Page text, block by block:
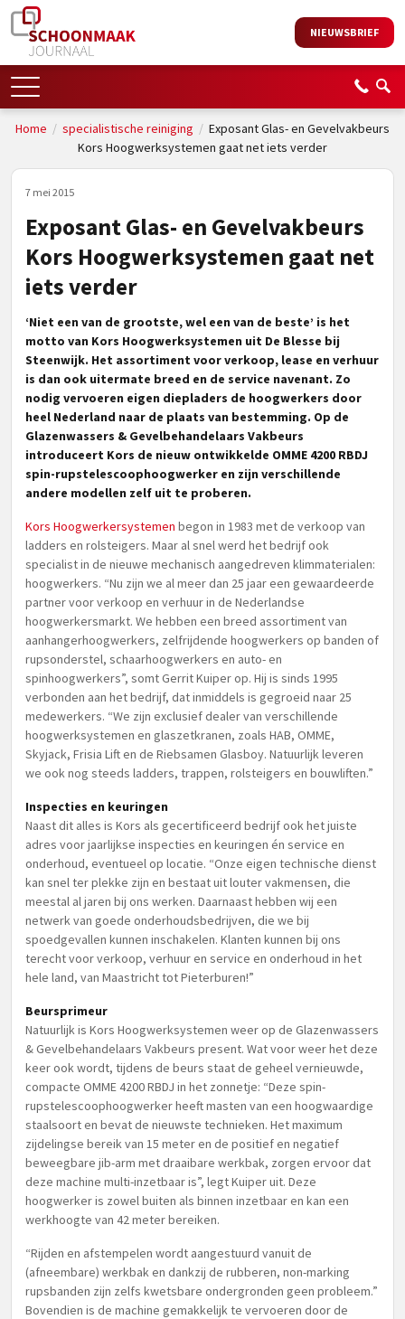
NIEUWSBRIEF
Home / specialistische reiniging / Exposant Glas- en Gevelvakbeurs
Kors Hoogwerksystemen gaat net iets verder
7 mei 2015
Exposant Glas- en Gevelvakbeurs
Kors Hoogwerksystemen gaat net
iets verder
‘Niet een van de grootste, wel een van de beste’ is het
motto van Kors Hoogwerksystemen uit De Blesse bij
Steenwijk. Het assortiment voor verkoop, lease en verhuur
is dan ook uitermate breed en de service navenant. Zo
nodig vervoeren eigen diepladers de hoogwerkers door
heel Nederland naar de plaats van bestemming. Op de
Glazenwassers & Gevelbehandelaars Vakbeurs
introduceert Kors de nieuw ontwikkelde OMME 4200 RBDJ
spin-rupstelescoophoogwerker en zijn verschillende
andere modellen zelf uit te proberen.
Kors Hoogwerkersystemen begon in 1983 met de verkoop van
ladders en rolsteigers. Maar al snel werd het bedrijf ook
specialist in de nieuwe mechanisch aangedreven klimmaterialen:
hoogwerkers. “Nu zijn we al meer dan 25 jaar een gewaardeerde
partner voor verkoop en verhuur in de Nederlandse
hoogwerkersmarkt. We hebben een breed assortiment van
aanhangerhoogwerkers, zelfrijdende hoogwerkers op banden of
rupsonderstel, schaarhoogwerkers en auto- en
spinhoogwerkers”, somt Gerrit Kuiper op. Hij is sinds 1995
verbonden aan het bedrijf, dat inmiddels is gegroeid naar 25
medewerkers. “We zijn exclusief dealer van verschillende
hoogwerksystemen en glaszetkranen, zoals HAB, OMME,
Skyjack, Frisia Lift en de Riebsamen Glasboy. Natuurlijk leveren
we ook nog steeds ladders, trappen, rolsteigers en bouwliften.”
Inspecties en keuringen
Naast dit alles is Kors als gecertificeerd bedrijf ook het juiste
adres voor jaarlijkse inspecties en keuringen én service en
onderhoud, eventueel op locatie. “Onze eigen technische dienst
kan snel ter plekke zijn en bestaat uit louter vakmensen, die
meestal al jaren bij ons werken. Daarnaast hebben wij een
netwerk van goede onderhoudsbedrijven, die we bij
spoedgevallen kunnen inschakelen. Klanten kunnen bij ons
terecht voor verkoop, verhuur en service en onderhoud in het
hele land, van Maastricht tot Pieterburen!”
Beursprimeur
Natuurlijk is Kors Hoogwerksystemen weer op de Glazenwassers
& Gevelbehandelaars Vakbeurs present. Wat voor weer het deze
keer ook wordt, tijdens de beurs staat de geheel vernieuwde,
compacte OMME 4200 RBDJ in het zonnetje: “Deze spin-
rupstelescoophoogwerker heeft masten van een hoogwaardige
staalsoort en bevat de nieuwste technieken. Het maximum
zijdelingse bereik van 15 meter en de positief en negatief
beweegbare jib-arm met draaibare werkbak, zorgen ervoor dat
deze machine multi-inzetbaar is”, legt Kuiper uit. Deze
hoogwerker is zowel buiten als binnen inzetbaar en kan een
werkhoogte van 42 meter bereiken.
“Rijden en afstempelen wordt aangestuurd vanuit de
(afneembare) werkbak en dankzij de rubberen, non-marking
rupsbanden zijn zelfs kwetsbare ondergronden geen probleem.”
Bovendien is de machine gemakkelijk te vervoeren door de